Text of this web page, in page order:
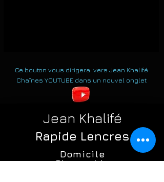
Ce bouton vous dirigera vers Jean Khalifé
Chaînes YOUTUBE dans un nouvel onglet
Jean Khalifé
Rapide Lencres
Domicile
Biographie